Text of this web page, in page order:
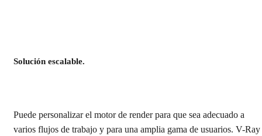
Solución escalable.
Puede personalizar el motor de render para que sea adecuado a
varios flujos de trabajo y para una amplia gama de usuarios. V-Ray